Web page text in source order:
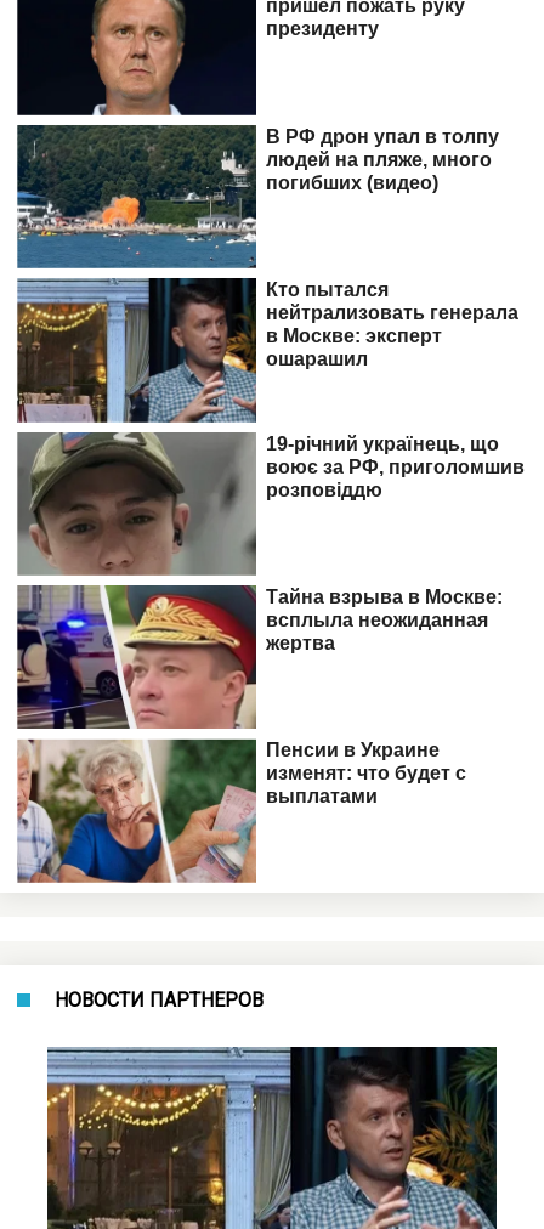
НОВОСТИ ПАРТНЕРОВ